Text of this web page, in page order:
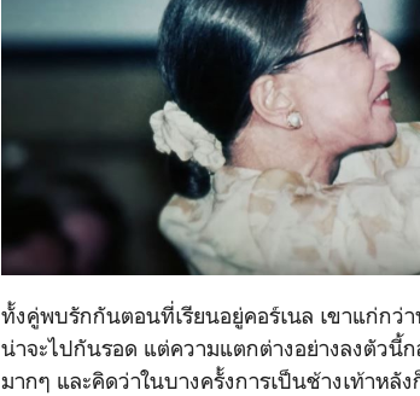
ทั้งคู่พบรักกันตอนที่เรียนอยู่คอร์เนล เขาแก่กว่
น่าจะไปกันรอด แต่ความแตกต่างอย่างลงตัวนี้
มากๆ และคิดว่าในบางครั้งการเป็นช้างเท้าหลั